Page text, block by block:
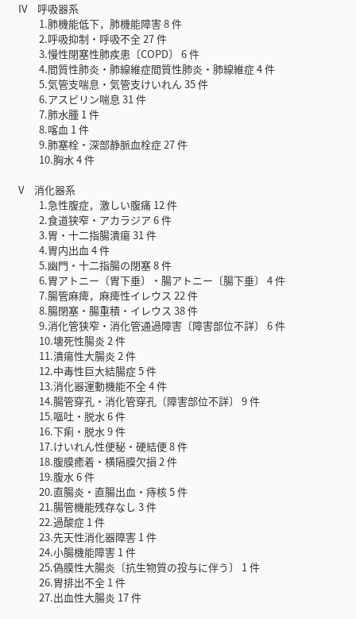
IV 呼吸器系
1.肺機能低下，肺機能障害 8 件
2.呼吸抑制・呼吸不全 27 件
3.慢性閉塞性肺疾患〔COPD〕 6 件
4.間質性肺炎・肺線維症間質性肺炎・肺線維症 4 件
5.気管支喘息・気管支けいれん 35 件
6.アスピリン喘息 31 件
7.肺水腫 1 件
8.喀血 1 件
9.肺塞栓・深部静脈血栓症 27 件
10.胸水 4 件
V 消化器系
1.急性腹症，激しい腹痛 12 件
2.食道狭窄・アカラジア 6 件
3.胃・十二指腸潰瘍 31 件
4.胃内出血 4 件
5.幽門・十二指腸の閉塞 8 件
6.胃アトニー〔胃下垂〕・腸アトニー〔腸下垂〕 4 件
7.腸管麻痺，麻痺性イレウス 22 件
8.腸閉塞・腸重積・イレウス 38 件
9.消化管狭窄・消化管通過障害〔障害部位不詳〕 6 件
10.壊死性腸炎 2 件
11.潰瘍性大腸炎 2 件
12.中毒性巨大結腸症 5 件
13.消化器運動機能不全 4 件
14.腸管穿孔・消化管穿孔〔障害部位不詳〕 9 件
15.嘔吐・脱水 6 件
16.下痢・脱水 9 件
17.けいれん性便秘・硬結便 8 件
18.腹膜癒着・横隔膜欠損 2 件
19.腹水 6 件
20.直腸炎・直腸出血・痔核 5 件
21.腸管機能残存なし 3 件
22.過酸症 1 件
23.先天性消化器障害 1 件
24.小腸機能障害 1 件
25.偽膜性大腸炎〔抗生物質の投与に伴う〕 1 件
26.胃排出不全 1 件
27.出血性大腸炎 17 件